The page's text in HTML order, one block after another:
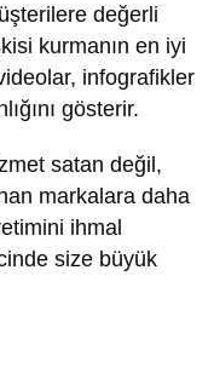
değerli
kurmanın en iyi
infografikler
gösterir.
satan değil,
markalara daha
ihmal
size büyük